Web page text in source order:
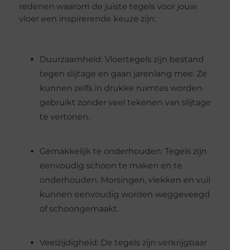
redenen waarom de juiste tegels voor jouw
vloer een inspirerende keuze zijn:
Duurzaamheid: Vloertegels zijn bestand
tegen slijtage en gaan jarenlang mee. Ze
kunnen zelfs in drukke ruimtes worden
gebruikt zonder veel tekenen van slijtage
te vertonen.
Gemakkelijk te onderhouden: Tegels zijn
eenvoudig schoon te maken en te
onderhouden. Morsingen, vlekken en vuil
kunnen eenvoudig worden weggeveegd
of schoongemaakt.
Veelzijdigheid: De tegels zijn verkrijgbaar